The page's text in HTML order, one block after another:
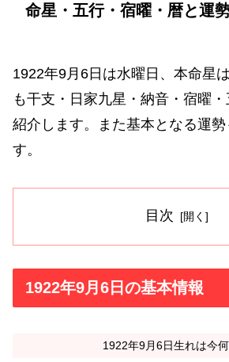
命星・五行・宿曜・暦と運
1922年9月6日は水曜日、本命星
も干支・日家九星・納音・宿曜
紹介します。また基本となる運勢
す。
目次
1922年9月6日の基本情報
1922年9月6日生れは今